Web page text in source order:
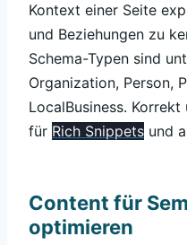
Kontext einer Seite
und Beziehungen zu
Schema-Typen sind
Organization, Person,
LocalBusiness.
für Rich Snippets und
Content für
optimieren